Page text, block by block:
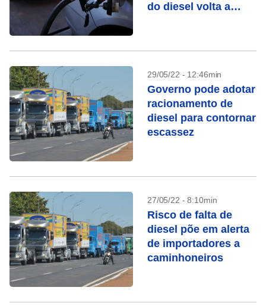
do diesel volta a
29/05/22 - 12:46min
Governo pode adotar
racionamento de
diesel para contornar
escassez
27/05/22 - 8:10min
Risco de falta de
diesel põe em alerta
de importadores a
caminhoneiros